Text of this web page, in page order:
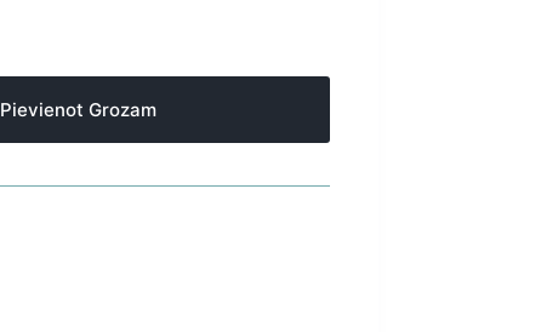
Pievienot Grozam